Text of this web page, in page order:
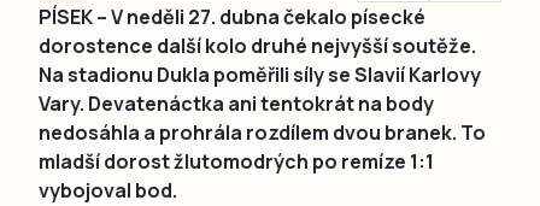
PÍSEK – V neděli 27. dubna čekalo písecké
dorostence další kolo druhé nejvyšší soutěže.
Na stadionu Dukla poměřili síly se Slavií Karlovy
Vary. Devatenáctka ani tentokrát na body
nedosáhla a prohrála rozdílem dvou branek. To
mladší dorost žlutomodrých po remíze 1:1
vybojoval bod.